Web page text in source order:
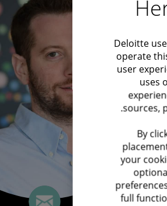
Deloitte
operate
user
uses
sources,
By
your
full